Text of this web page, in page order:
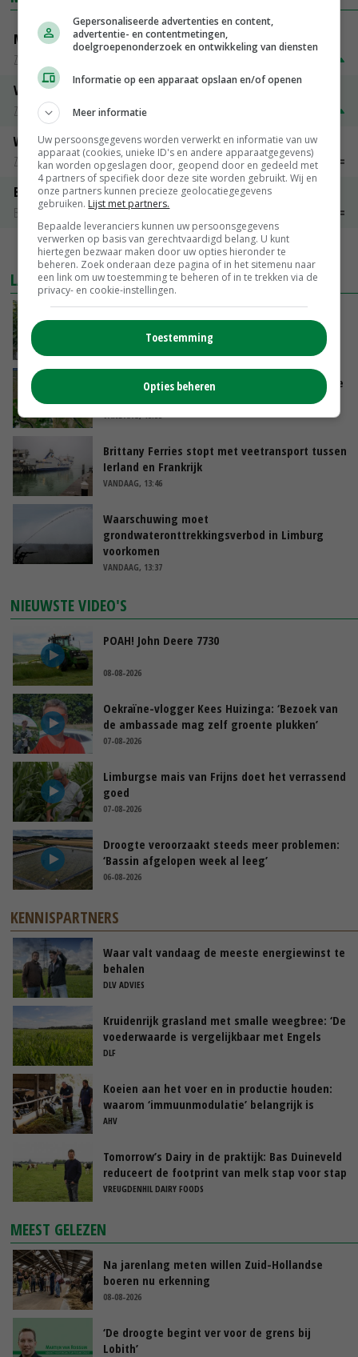
Magere melkpoeder
Zuivel weekprijzen
Volle melkpoeder
Zuivel weekprijzen
Weipoeder
Zuivel weekprijzen
€ 134,00 € 0,00
Boeren Gouda 12 kg
Boerenkaas
MEER MARKTPRIJZEN
LAATSTE NIEUWS
komkommerteelt
Zeer lage Rijnaanvoer komt bovenop droogste
VANDAAG, 13:55
Brittany Ferries stopt met veetransport tussen
Ierland en Frankrijk
VANDAAG, 13:46
Waarschuwing moet
grondwateronttrekkingsverbod in Limburg
voorkomen
VANDAAG, 13:37
NIEUWSTE VIDEO'S
POAH! John Deere 7730
08-08-2026
Oekraïne-vlogger Kees Huizinga: ‘Bezoek van
de ambassade mag zelf groente plukken’
07-08-2026
Limburgse mais van Frijns doet het verrassend
goed
07-08-2026
Droogte veroorzaakt steeds meer problemen:
‘Bassin afgelopen week al leeg’
06-08-2026
KENNISPARTNERS
Waar valt vandaag de meeste energiewinst te
behalen
DLV ADVIES
Kruidenrijk grasland met smalle weegbree: ‘De
voederwaarde is vergelijkbaar met Engels
raaigras’
DLF
Koeien aan het voer en in productie houden:
waarom ‘immuunmodulatie’ belangrijk is
tijdens de transitieperiode
AHV
Tomorrow’s Dairy in de praktijk: Bas Duineveld
reduceert de footprint van melk stap voor stap
VREUGDENHIL DAIRY FOODS
MEEST GELEZEN
Na jarenlang meten willen Zuid-Hollandse
boeren nu erkenning
08-08-2026
‘De droogte begint ver voor de grens bij
Lobith’
Gepersonaliseerde advertenties en content,
advertentie- en contentmetingen,
doelgroepenonderzoek en ontwikkeling van diensten
Informatie op een apparaat opslaan en/of openen
Meer informatie
Uw persoonsgegevens worden verwerkt en informatie van uw
apparaat (cookies, unieke ID's en andere apparaatgegevens)
kan worden opgeslagen door, geopend door en gedeeld met
4 partners of specifiek door deze site worden gebruikt. Wij en
onze partners kunnen precieze geolocatiegegevens
gebruiken. Lijst met partners.
Bepaalde leveranciers kunnen uw persoonsgegevens
verwerken op basis van gerechtvaardigd belang. U kunt
hiertegen bezwaar maken door uw opties hieronder te
beheren. Zoek onderaan deze pagina of in het sitemenu naar
een link om uw toestemming te beheren of in te trekken via de
privacy- en cookie-instellingen.
Toestemming
Opties beheren